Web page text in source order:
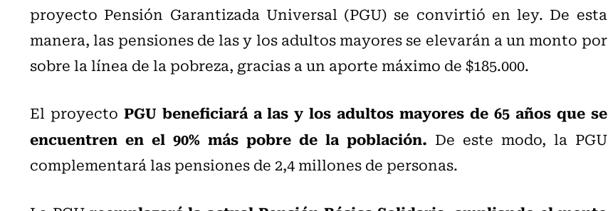
proyecto Pensión Garantizada Universal (PGU) se convirtió en ley. De esta
manera, las pensiones de las y los adultos mayores se elevarán a un monto por
sobre la línea de la pobreza, gracias a un aporte máximo de $185.000.
El proyecto PGU beneficiará a las y los adultos mayores de 65 años que se
encuentren en el 90% más pobre de la población. De este modo, la PGU
complementará las pensiones de 2,4 millones de personas.